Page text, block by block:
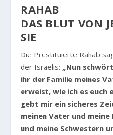
RAHAB
DAS BLUT VON
SIE
Die Prostituierte Rahab
der Israelis: „Nun
ihr der Familie meines
erweist, wie ich es euch
gebt mir ein sicheres
meinen Vater und
und meine Schwestern